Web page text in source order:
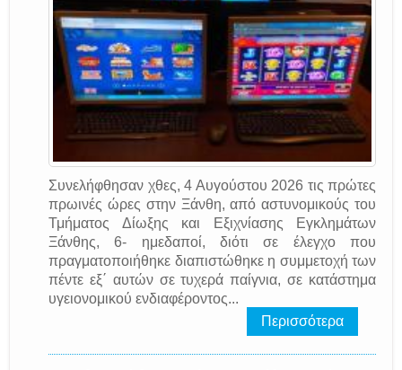
Συνελήφθησαν χθες, 4 Αυγούστου 2026 τις πρώτες
πρωινές ώρες στην Ξάνθη, από αστυνομικούς του
Τμήματος Δίωξης και Εξιχνίασης Εγκλημάτων
Ξάνθης, 6- ημεδαποί, διότι σε έλεγχο που
πραγματοποιήθηκε διαπιστώθηκε η συμμετοχή των
πέντε εξ΄ αυτών σε τυχερά παίγνια, σε κατάστημα
υγειονομικού ενδιαφέροντος...
Περισσότερα